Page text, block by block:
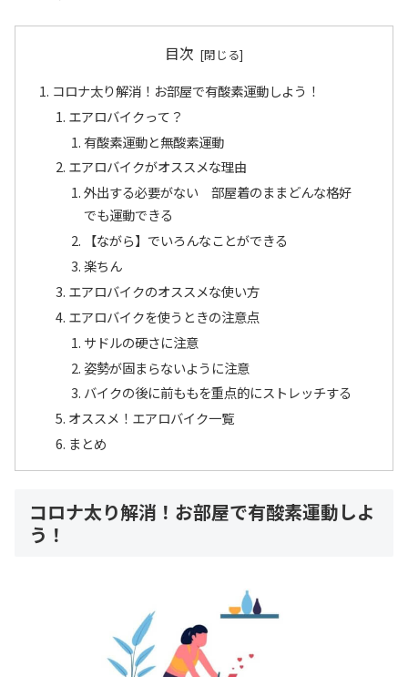
目次
コロナ太り解消！お部屋で有酸素運動しよう！
エアロバイクって？
有酸素運動と無酸素運動
エアロバイクがオススメな理由
外出する必要がない 部屋着のままどんな格好
でも運動できる
【ながら】でいろんなことができる
楽ちん
エアロバイクのオススメな使い方
エアロバイクを使うときの注意点
サドルの硬さに注意
姿勢が固まらないように注意
バイクの後に前ももを重点的にストレッチする
オススメ！エアロバイク一覧
まとめ
コロナ太り解消！お部屋で有酸素運動しよ
う！